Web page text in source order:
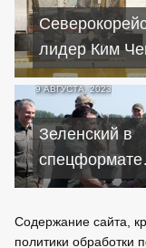
Европой
лидер Ким
призвал
к войне
9 АВГУСТА, 2023
Зеленский в
спецформате
обсудил с
Содержание сайта,
политики обработки